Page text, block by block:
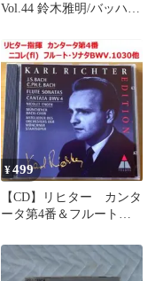
Vol.44 鈴木雅明/バッハコ
¥499
【CD】リヒター カンタ
ータ第4番＆フルート・